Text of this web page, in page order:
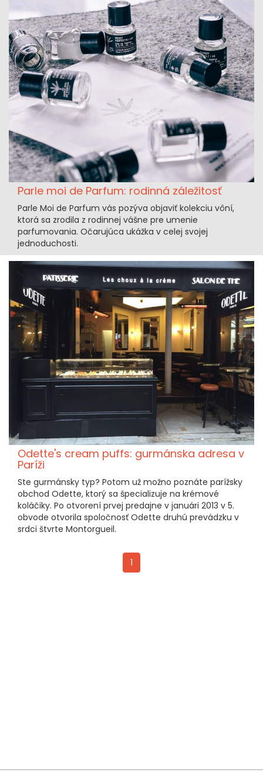
Parle moi de Parfum: rodinná záležitosť
Parle Moi de Parfum vás pozýva objaviť kolekciu vôní,
ktorá sa zrodila z rodinnej vášne pre umenie
parfumovania. Očarujúca ukážka v celej svojej
jednoduchosti.
Odette's cream puffs: gurmánska adresa v
Paríži
Ste gurmánsky typ? Potom už možno poznáte parížsky
obchod Odette, ktorý sa špecializuje na krémové
koláčiky. Po otvorení prvej predajne v januári 2013 v 5.
obvode otvorila spoločnosť Odette druhú prevádzku v
srdci štvrte Montorgueil.
1